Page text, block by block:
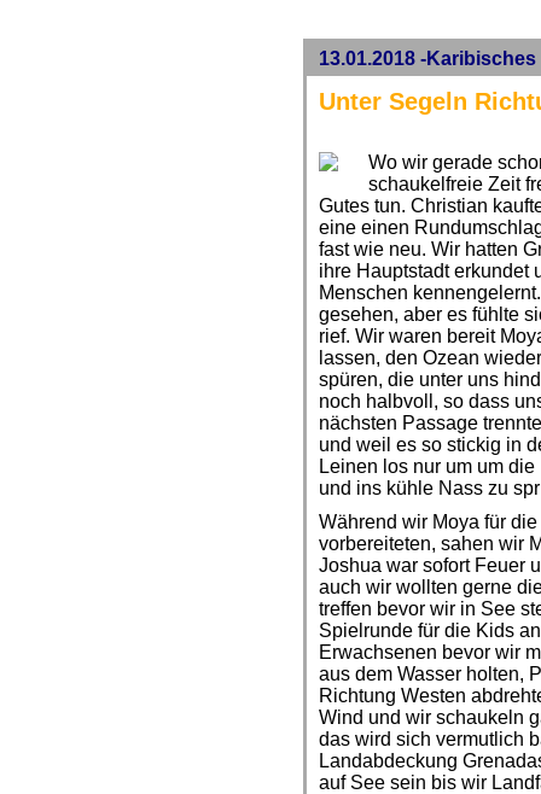
13.01.2018 -
Unter Segeln
Wo wir gerade
schaukelfreie Zeit
Gutes tun. Christian
eine einen
fast wie neu. Wir hatten
ihre Hauptstadt erkundet
Menschen
gesehen, aber es fühlte
rief. Wir waren bereit
lassen, den Ozean
spüren, die unter uns
noch halbvoll, so dass
nächsten Passage
und weil es so stickig in
Leinen los nur um um
und ins kühle Nass zu
Während wir Moya für
vorbereiteten, sahen wir
Joshua war sofort Feuer
auch wir wollten gerne
treffen bevor wir in See
Spielrunde für die Kids
Erwachsenen bevor wir
aus dem Wasser holten,
Richtung Westen
Wind und wir schaukeln
das wird sich vermutlich
Landabdeckung
auf See sein bis wir